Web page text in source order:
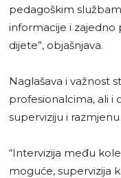
pedagoškim
informacije i zajedno
dijete”, objašnjava.
Naglašava i važnost
profesionalcima, ali i
superviziju i razmjenu
“Intervizija među
moguće, supervizija